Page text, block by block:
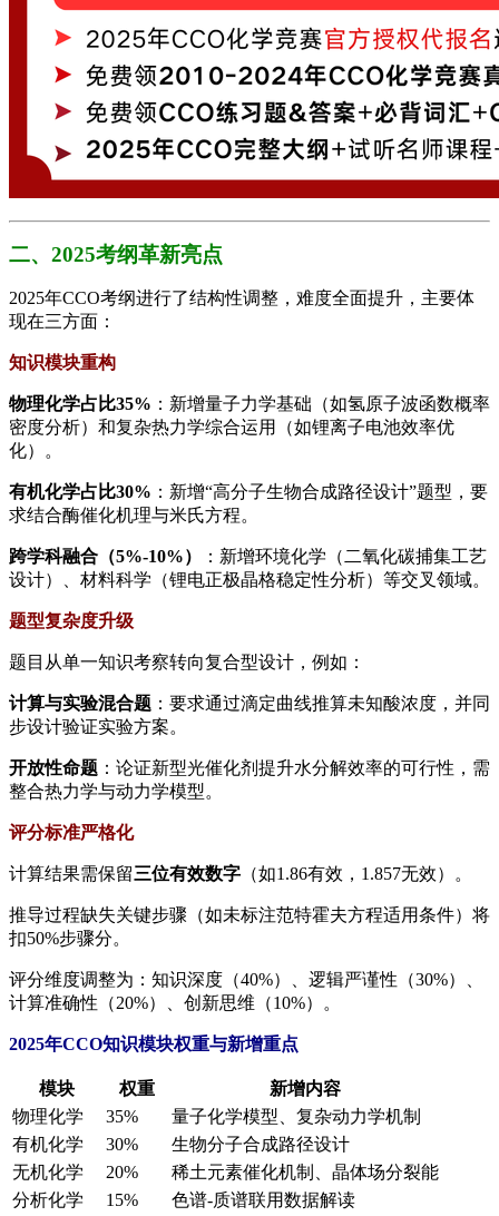
二、2025考纲革新亮点
2025年CCO考纲进行了结构性调整，难度全面提升，主要体
现在三方面：
​知识模块重构​
​物理化学占比35%​ ​：新增量子力学基础（如氢原子波函数概率
密度分析）和复杂热力学综合运用（如锂离子电池效率优
化）。
​有机化学占比30%​ ​：新增“高分子生物合成路径设计”题型，要
求结合酶催化机理与米氏方程。
​跨学科融合（5%-10%）​
​：新增环境化学（二氧化碳捕集工艺
设计）、材料科学（锂电正极晶格稳定性分析）等交叉领域。
​题型复杂度升级​
题目从单一知识考察转向复合型设计，例如：
​计算与实验混合题​ ​：要求通过滴定曲线推算未知酸浓度，并同
步设计验证实验方案。
​开放性命题​ ​：论证新型光催化剂提升水分解效率的可行性，需
整合热力学与动力学模型。
​评分标准严格化​
计算结果需保留​​三位有效数字​ ​（如1.86有效，1.857无效）。
推导过程缺失关键步骤（如未标注范特霍夫方程适用条件）将
扣50%步骤分。
评分维度调整为：知识深度（40%）、逻辑严谨性（30%）、
计算准确性（20%）、创新思维（10%）。
2025年CCO知识模块权重与新增重点​
​模块​ ​权重​
​新增内容​
物理化学
35%
量子化学模型、复杂动力学机制
有机化学
30%
生物分子合成路径设计
无机化学
20%
稀土元素催化机制、晶体场分裂能
分析化学
15%
色谱-质谱联用数据解读